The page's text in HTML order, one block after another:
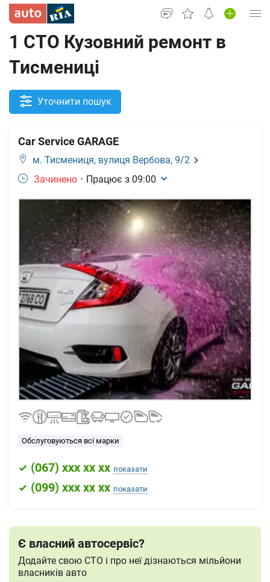
Увійти в кабінет
Вживані авто
Нові авто
Новини
Все для авто
1 СТО Кузовний ремонт в
Тисмениці
Уточнити пошук
Car Service GARAGE
м. Тисмениця, вулиця Вербова, 9/2
Зачинено • Працює з 09:00
Обслуговуються всі марки
(067) xxx xx xx показати
(099) xxx xx xx показати
Є власний автосервіс?
Додайте свою СТО і про неї дізнаються мільйони
власників авто